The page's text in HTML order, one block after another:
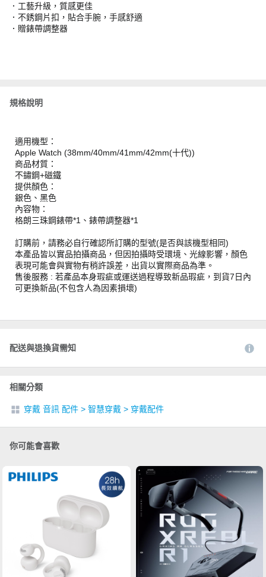
．工藝升級，質感更佳
．不銹鋼片扣，貼合手腕，手感舒適
．贈錶帶調整器
規格說明
適用機型：
Apple Watch (38mm/40mm/41mm/42mm(十代))
商品材質：
不鏽鋼+磁鐵
提供顏色：
銀色、黑色
內容物：
格朗三珠鋼錶帶*1、錶帶調整器*1
訂購前，請務必自行確認所訂購的型號(是否與該機型相同)
本產品皆以實品拍攝商品，但因拍攝時受環境、光線影響，顏色
表現可能會與實物有稍許誤差，出貨以實際商品為準。
售後服務 : 若產品本身瑕疵或運送過程導致新品瑕疵，到貨7日內
可更換新品(不包含人為因素損壞)
配送與退換貨需知
相關分類
穿戴 音訊 配件 > 智慧穿戴 > 穿戴配件
你可能會喜歡